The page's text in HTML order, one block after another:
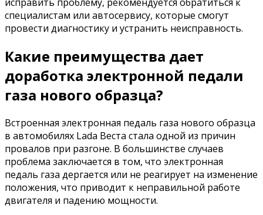
специалистам или автосервису, которые смогут
провести диагностику и устранить неисправность.
Какие преимущества дает
доработка электронной педали
газа нового образца?
Встроенная электронная педаль газа нового образца
в автомобилях Lada Веста стала одной из причин
провалов при разгоне. В большинстве случаев
проблема заключается в том, что электронная
педаль газа дергается или не реагирует на изменение
положения, что приводит к неправильной работе
двигателя и падению мощности.